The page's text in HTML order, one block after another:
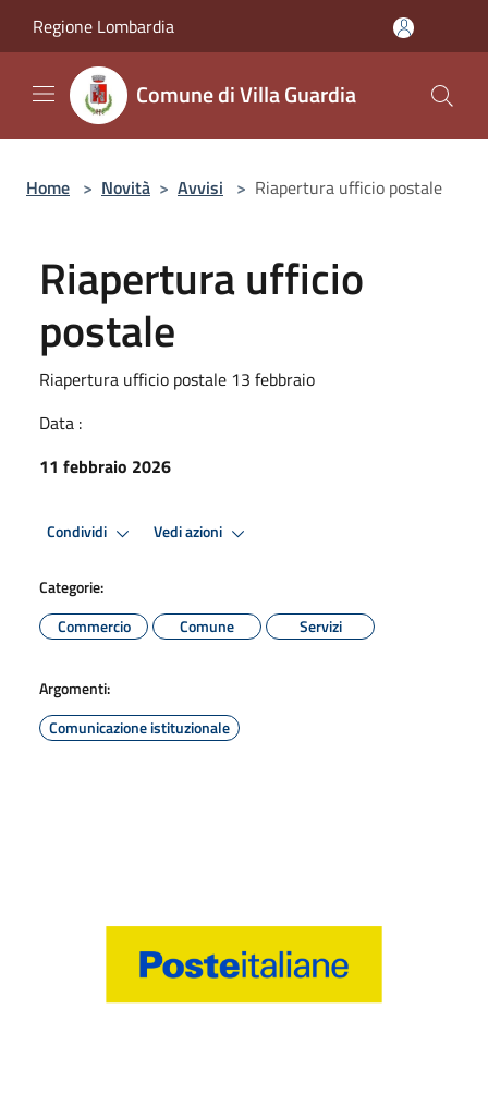
Regione Lombardia
Comune di Villa Guardia
Home > Novità > Avvisi > Riapertura ufficio postale
Riapertura ufficio
postale
Riapertura ufficio postale 13 febbraio
Data :
11 febbraio 2026
Condividi Vedi azioni
Categorie:
Commercio
Comune Servizi
Argomenti:
Comunicazione istituzionale